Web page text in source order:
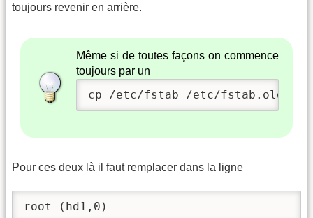
toujours revenir en arrière.
Même si de toutes façons on commence
toujours par un
cp /etc/fstab /etc/fstab.old
Pour ces deux là il faut remplacer dans la ligne
root (hd1,0)